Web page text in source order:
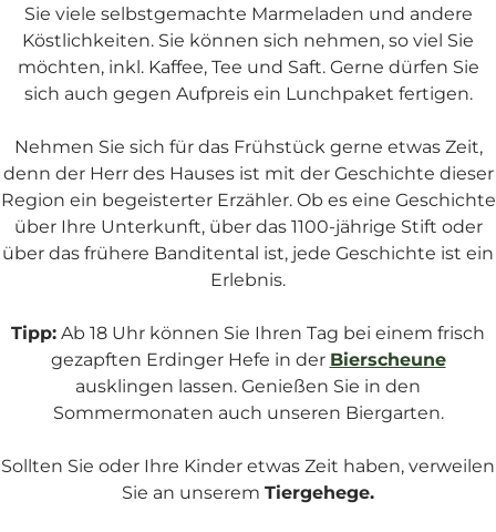
Sie viele selbstgemachte Marmeladen und andere
Köstlichkeiten. Sie können sich nehmen, so viel Sie
möchten, inkl. Kaffee, Tee und Saft. Gerne dürfen Sie
sich auch gegen Aufpreis ein Lunchpaket fertigen.
Nehmen Sie sich für das Frühstück gerne etwas Zeit,
denn der Herr des Hauses ist mit der Geschichte dieser
Region ein begeisterter Erzähler. Ob es eine Geschichte
über Ihre Unterkunft, über das 1100-jährige Stift oder
über das frühere Banditental ist, jede Geschichte ist ein
Erlebnis.
Tipp: Ab 18 Uhr können Sie Ihren Tag bei einem frisch
gezapften Erdinger Hefe in der Bierscheune
ausklingen lassen. Genießen Sie in den
Sommermonaten auch unseren Biergarten.
Sollten Sie oder Ihre Kinder etwas Zeit haben, verweilen
Sie an unserem Tiergehege.